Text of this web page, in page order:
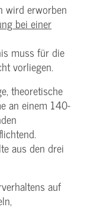
wird erworben
bei einer
muss für die
vorliegen.
theoretische
an einem 140-
aus den drei
auf